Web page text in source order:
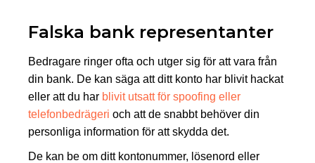
Falska bank representanter
Bedragare ringer ofta och utger sig för att vara från
din bank. De kan säga att ditt konto har blivit hackat
eller att du har blivit utsatt för spoofing eller
telefonbedrägeri och att de snabbt behöver din
personliga information för att skydda det.
De kan be om ditt kontonummer, lösenord eller